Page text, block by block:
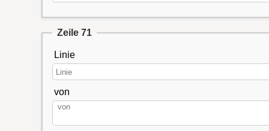
Zeile 71
Linie
von